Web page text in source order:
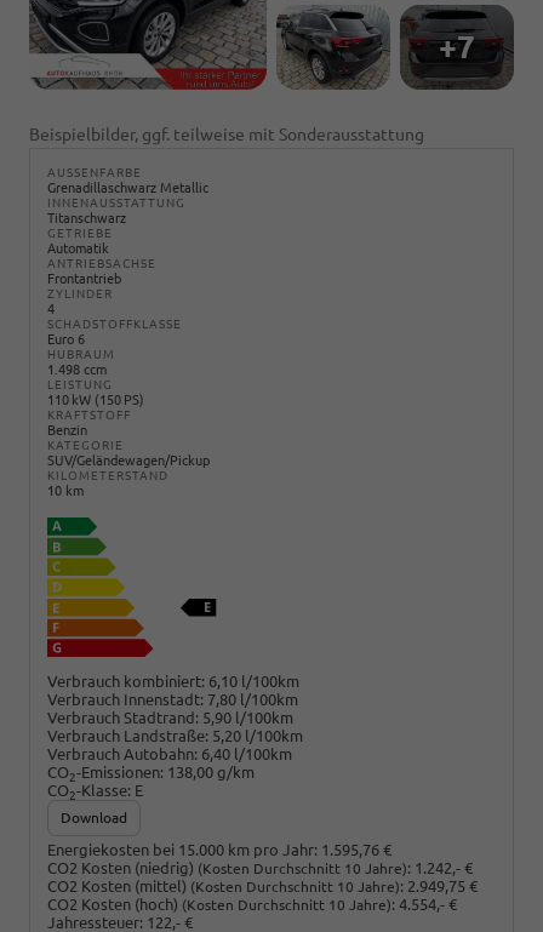
+7
Beispielbilder, ggf. teilweise mit Sonderausstattung
AUSSENFARBE
Grenadillaschwarz Metallic
INNENAUSSTATTUNG
Titanschwarz
GETRIEBE
Automatik
ANTRIEBSACHSE
Frontantrieb
ZYLINDER
4
SCHADSTOFFKLASSE
Euro 6
HUBRAUM
1.498 ccm
LEISTUNG
110 kW (150 PS)
KRAFTSTOFF
Benzin
KATEGORIE
SUV/Geländewagen/Pickup
KILOMETERSTAND
10 km
Verbrauch kombiniert: 6,10 l/100km
Verbrauch Innenstadt: 7,80 l/100km
Verbrauch Stadtrand: 5,90 l/100km
Verbrauch Landstraße: 5,20 l/100km
Verbrauch Autobahn: 6,40 l/100km
CO2-Emissionen: 138,00 g/km
CO2-Klasse: E
Download
Energiekosten bei 15.000 km pro Jahr: 1.595,76 €
CO2 Kosten (niedrig) (Kosten Durchschnitt 10 Jahre): 1.242,- €
CO2 Kosten (mittel) (Kosten Durchschnitt 10 Jahre): 2.949,75 €
CO2 Kosten (hoch) (Kosten Durchschnitt 10 Jahre): 4.554,- €
Jahressteuer: 122,- €